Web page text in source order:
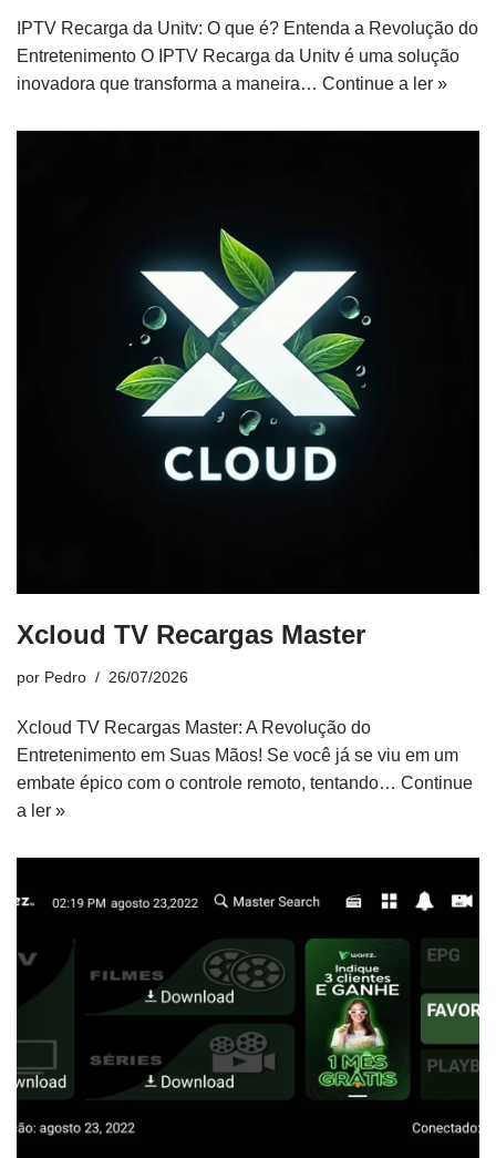
IPTV Recarga da Unitv: O que é? Entenda a Revolução do
Entretenimento O IPTV Recarga da Unitv é uma solução
inovadora que transforma a maneira… Continue a ler »
Xcloud TV Recargas Master
por Pedro 26/07/2026
Xcloud TV Recargas Master: A Revolução do
Entretenimento em Suas Mãos! Se você já se viu em um
embate épico com o controle remoto, tentando… Continue
a ler »